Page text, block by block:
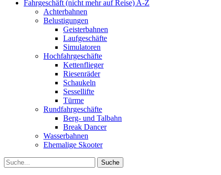
Fahrgeschäft (nicht mehr auf Reise) A-Z
Achterbahnen
Belustigungen
Geisterbahnen
Laufgeschäfte
Simulatoren
Hochfahrgeschäfte
Kettenflieger
Riesenräder
Schaukeln
Sessellifte
Türme
Rundfahrgeschäfte
Berg- und Talbahn
Break Dancer
Wasserbahnen
Ehemalige Skooter